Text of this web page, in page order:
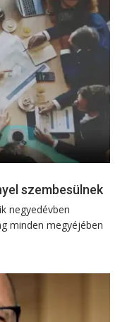
szembesülnek
negyedévben
minden megyéjében